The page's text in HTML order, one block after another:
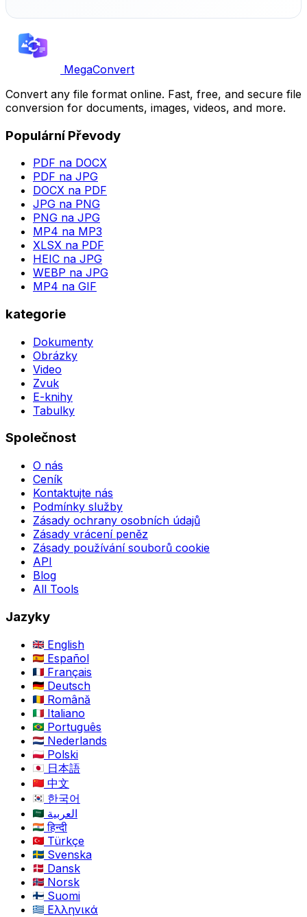
MegaConvert
Convert any file format online. Fast, free, and secure file
conversion for documents, images, videos, and more.
Populární Převody
PDF na DOCX
PDF na JPG
DOCX na PDF
JPG na PNG
PNG na JPG
MP4 na MP3
XLSX na PDF
HEIC na JPG
WEBP na JPG
MP4 na GIF
kategorie
Dokumenty
Obrázky
Video
Zvuk
E-knihy
Tabulky
Společnost
O nás
Ceník
Kontaktujte nás
Podmínky služby
Zásady ochrany osobních údajů
Zásady vrácení peněz
Zásady používání souborů cookie
API
Blog
All Tools
Jazyky
English
Español
Français
Deutsch
Română
Italiano
Português
Nederlands
Polski
日本語
中文
한국어
العربية
हिन्दी
Türkçe
Svenska
Dansk
Norsk
Suomi
Ελληνικά